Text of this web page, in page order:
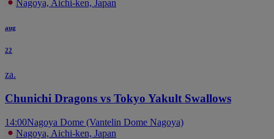
Nagoya, Aichi-ken, Japan
aug
22
za.
Chunichi Dragons vs Tokyo Yakult Swallows
14:00Nagoya Dome (Vantelin Dome Nagoya)
Nagoya, Aichi-ken, Japan